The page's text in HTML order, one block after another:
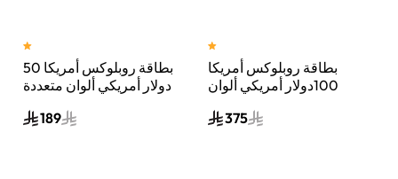
بطاقة روبلوكس أمريكا 50
دولار أمريكي ألوان متعددة
189
بطاقة روبلوكس أمريكا
100دولار أمريكي ألوان
375